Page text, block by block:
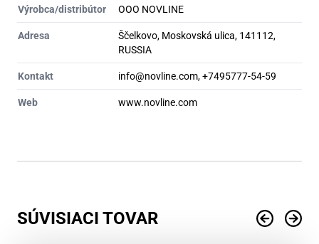
Výrobca/distribútor OOO NOVLINE
Adresa
Ščelkovo, Moskovská ulica, 141112,
RUSSIA
Kontakt info@novline.com, +7495777-54-59
Web www.novline.com
SÚVISIACI TOVAR